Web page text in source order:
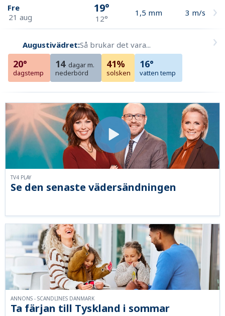
Fre
21 aug
19°
12°
1,5 mm 3 m/s
Augustivädret:Så brukar det vara...
20°
dagstemp
14 dagar m.
nederbörd
41%
solsken
16°
vatten temp
Se den senaste vädersändningen
TV4 PLAY
Ta färjan till Tyskland i sommar
ANNONS - SCANDLINES DANMARK